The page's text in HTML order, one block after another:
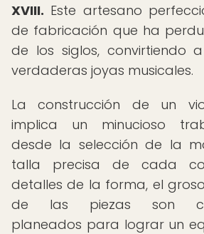
XVIII. Este artesano
de fabricación que ha
de los siglos, convirtiendo
verdaderas joyas musicales.
La construcción de un
implica un minucioso
desde la selección de la
talla precisa de cada
detalles de la forma, el
de las piezas son
planeados para lograr un